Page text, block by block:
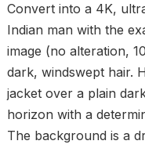
Convert into a 4K,
Indian man with the
image (no alteration,
dark, windswept hair.
jacket over a plain
horizon with a
The background is a